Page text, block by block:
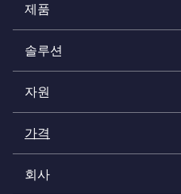
제품
솔루션
자원
가격
회사